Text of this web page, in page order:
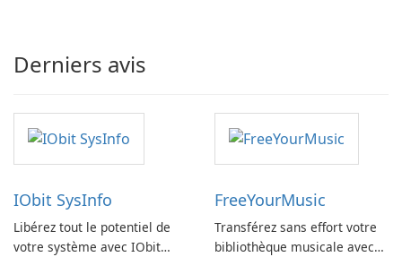
Derniers avis
IObit SysInfo
Libérez tout le potentiel de
votre système avec IObit
FreeYourMusic
Transférez sans effort votre
bibliothèque musicale avec